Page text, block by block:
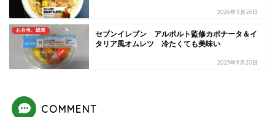
2026年5月26日
お弁当、総菜
セブンイレブン アルポルト監修カポナータ＆イ
タリア風オムレツ 冷たくても美味い
2023年9月20日
COMMENT